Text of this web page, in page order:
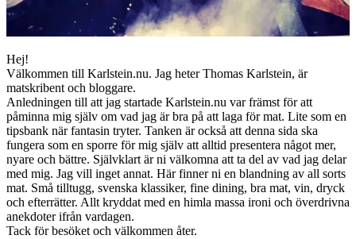
Hej!
Välkommen till Karlstein.nu. Jag heter Thomas Karlstein, är
matskribent och bloggare.
Anledningen till att jag startade Karlstein.nu var främst för att
påminna mig själv om vad jag är bra på att laga för mat. Lite som en
tipsbank när fantasin tryter. Tanken är också att denna sida ska
fungera som en sporre för mig själv att alltid presentera något mer,
nyare och bättre. Självklart är ni välkomna att ta del av vad jag delar
med mig. Jag vill inget annat. Här finner ni en blandning av all sorts
mat. Små tilltugg, svenska klassiker, fine dining, bra mat, vin, dryck
och efterrätter. Allt kryddat med en himla massa ironi och överdrivna
anekdoter ifrån vardagen.
Tack för besöket och välkommen åter.